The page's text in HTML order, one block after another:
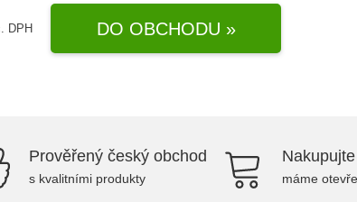
DPH DO OBCHODU »
Prověřený český obchod
s kvalitními produkty máme